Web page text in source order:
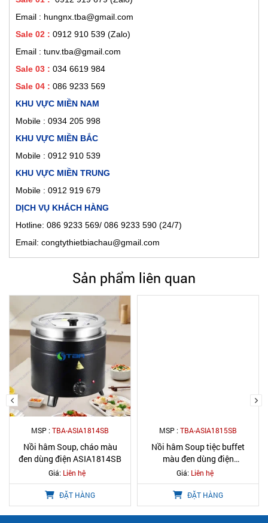
Email : hungnx.tba@gmail.com
Sale 02 : 0912 910 539 (Zalo)
Email : tunv.tba@gmail.com
Sale 03 : 034 6619 984
Sale 04 : 086 9233 569
KHU VỰC MIỀN NAM
Mobile : 0934 205 998
KHU VỰC MIỀN BẮC
Mobile : 0912 910 539
KHU VỰC MIỀN TRUNG
Mobile : 0912 919 679
DỊCH VỤ KHÁCH HÀNG
Hotline: 086 9233 569/ 086 9233 590 (24/7)
Email: congtythietbiachau@gmail.com
Sản phẩm liên quan
MSP :TBA-ASIA1814SB
Nồi hâm Soup, cháo màu
đen dùng điện ASIA1814SB
Giá: Liên hệ
ĐẶT HÀNG
MSP :TBA-ASIA1815SB
Nồi hâm Soup tiệc buffet
màu đen dùng điện
ASIA1815SB
Giá: Liên hệ
ĐẶT HÀNG